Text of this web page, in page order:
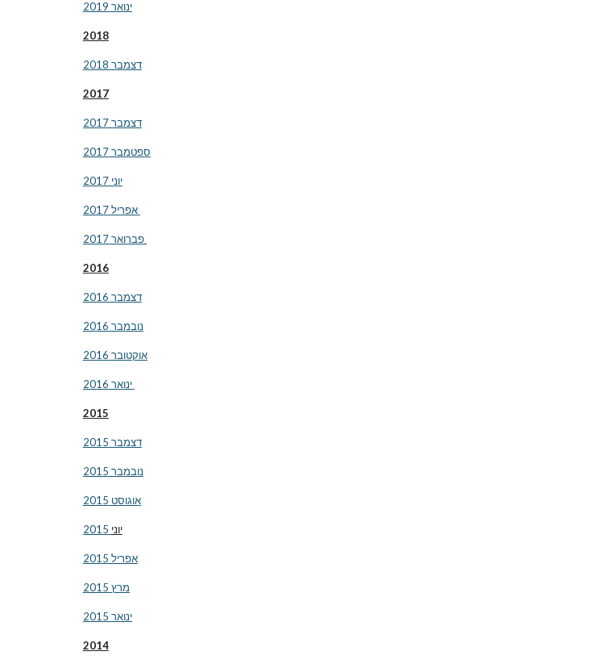
ינואר 2019
2018
דצמבר 2018
2017
דצמבר 2017
ספטמבר 2017
יוני 2017
אפריל 2017
פברואר 2017
2016
דצמבר 2016
נובמבר 2016
אוקטובר 2016
ינואר 2016
2015
דצמבר 2015
נובמבר 2015
אוגוסט 2015
יוני
אפריל 2015
מרץ 2015
ינואר 2015
2014